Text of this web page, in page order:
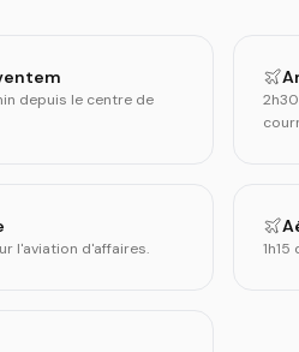
depuis le centre de
l'aviation d'affaires.